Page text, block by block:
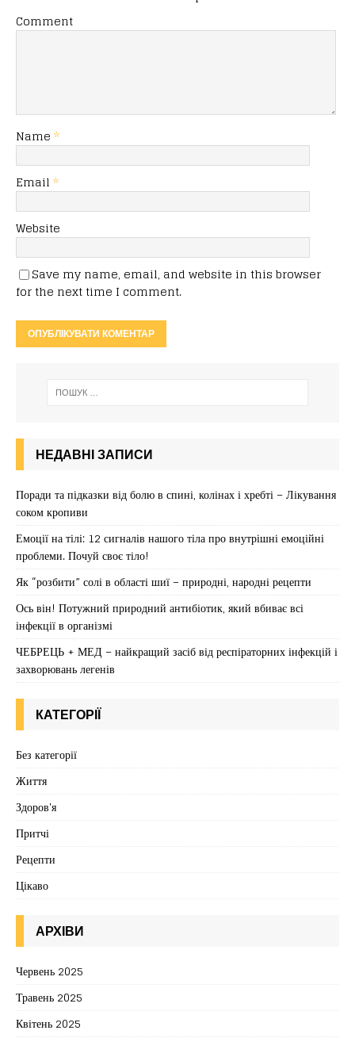
Comment
Name *
Email *
Website
Save my name, email, and website in this browser
for the next time I comment.
НЕДАВНІ ЗАПИСИ
Поради та підказки від болю в спині, колінах і хребті – Лікування
соком кропиви
Емоції на тілі: 12 сигналів нашого тіла про внутрішні емоційні
проблеми. Почуй своє тіло!
Як “розбити” солі в області шиї – природні, народні рецепти
Ось він! Потужний природний антибіотик, який вбиває всі
інфекції в організмі
ЧЕБРЕЦЬ + МЕД – найкращий засіб від респіраторних інфекцій і
захворювань легенів
КАТЕГОРІЇ
Без категорії
Життя
Здоров'я
Притчі
Рецепти
Цікаво
АРХІВИ
Червень 2025
Травень 2025
Квітень 2025